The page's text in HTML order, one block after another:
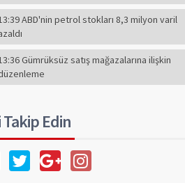
ABD'nin petrol stokları 8,3 milyon varil
Gümrüksüz satış mağazalarına ilişkin
Takip Edin
ABBAS GÜÇLÜ
Eğitim Ciddi Bir
Meseledir. Ayaküstü
Konuşulmaz!..
F.ALPER GÜLTEPE
CHP'li Başkanın
Dilindeki Kin,